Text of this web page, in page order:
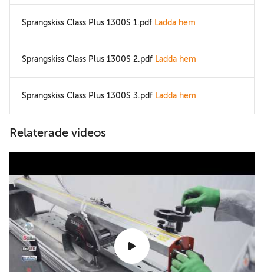
Sprangskiss Class Plus 1300S 1.pdf Ladda hem
Sprangskiss Class Plus 1300S 2.pdf Ladda hem
Sprangskiss Class Plus 1300S 3.pdf Ladda hem
Relaterade videos